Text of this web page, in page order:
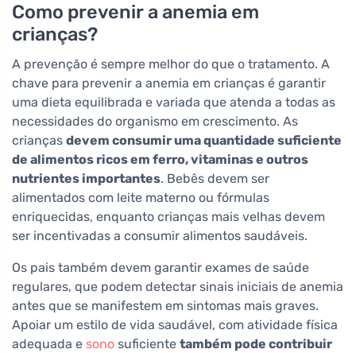
Como prevenir a anemia em
crianças?
A prevenção é sempre melhor do que o tratamento. A
chave para prevenir a anemia em crianças é garantir
uma dieta equilibrada e variada que atenda a todas as
necessidades do organismo em crescimento. As
crianças devem consumir uma quantidade suficiente
de alimentos ricos em ferro, vitaminas e outros
nutrientes importantes. Bebês devem ser
alimentados com leite materno ou fórmulas
enriquecidas, enquanto crianças mais velhas devem
ser incentivadas a consumir alimentos saudáveis.
Os pais também devem garantir exames de saúde
regulares, que podem detectar sinais iniciais de anemia
antes que se manifestem em sintomas mais graves.
Apoiar um estilo de vida saudável, com atividade física
adequada e sono suficiente também pode contribuir